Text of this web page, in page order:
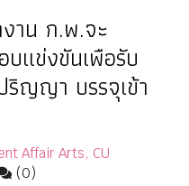
าน ก.พ.จะ
บแข่งขันเพือรับ
ญญา บรรจุเข้า
Affair Arts, CU
(0)